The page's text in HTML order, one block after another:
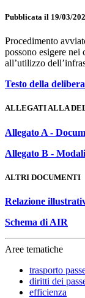
Pubblicata il 19/03/
Procedimento
possono esigere
all’utilizzo
Testo della delibera
ALLEGATI ALLA
Allegato A -
Allegato B -
ALTRI DOCUMENTI
Relazione
Schema di AIR
Aree tematiche
trasporto
diritti dei
efficienza